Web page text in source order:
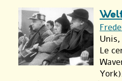
Unis,
Le